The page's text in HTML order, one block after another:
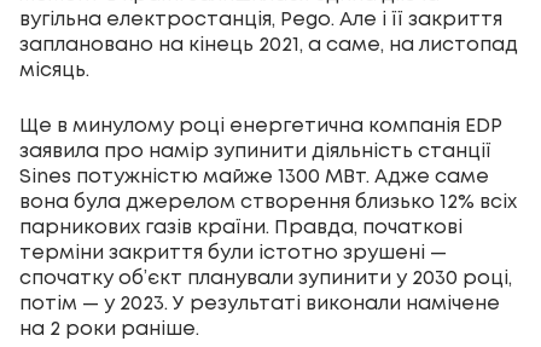
вугільна електростанція, Pego. Але і її закриття
заплановано на кінець 2021, а саме, на листопад
місяць.
Ще в минулому році енергетична компанія EDP
заявила про намір зупинити діяльність станції
Sines потужністю майже 1300 МВт. Адже саме
вона була джерелом створення близько 12% всіх
парникових газів країни. Правда, початкові
терміни закриття були істотно зрушені —
спочатку об’єкт планували зупинити у 2030 році,
потім — у 2023. У результаті виконали намічене
на 2 роки раніше.